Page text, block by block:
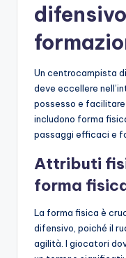
Un centrocampista
deve eccellere
possesso e
includono forma
passaggi efficaci e
Attributi
forma
La forma fisica è
difensivo, poiché il
agilità. I giocatori